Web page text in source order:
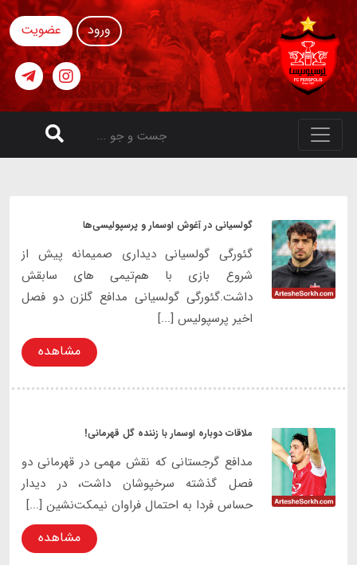
ورود عضویت
گولسیانی در آغوش اوسمار و پرسپولیسی‌ها
گئورگی گولسیانی دیداری صمیمانه پیش از
شروع بازی با هم‌تیمی های سابقش
داشت.گئورگی گولسیانی مدافع گلزن دو فصل
اخیر پرسپولیس [...]
مشاهده
‏ملاقات دوباره اوسمار با زننده گل قهرمانی!
‏مدافع گرجستانی که نقش مهمی در قهرمانی دو
فصل گذشته سرخپوشان داشت، در دیدار
حساس فردا به احتمال فراوان نیمکت‌نشین [...]
مشاهده